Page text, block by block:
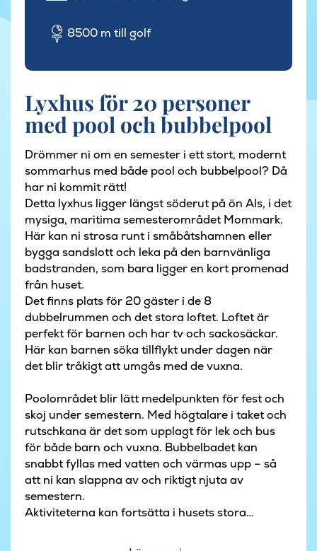
8500 m till golf
Lyxhus för 20 personer
med pool och bubbelpool
Drömmer ni om en semester i ett stort, modernt
sommarhus med både pool och bubbelpool? Då
har ni kommit rätt!
Detta lyxhus ligger längst söderut på ön Als, i det
mysiga, maritima semesterområdet Mommark.
Här kan ni strosa runt i småbåtshamnen eller
bygga sandslott och leka på den barnvänliga
badstranden, som bara ligger en kort promenad
från huset.
Det finns plats för 20 gäster i de 8
dubbelrummen och det stora loftet. Loftet är
perfekt för barnen och har tv och sackosäckar.
Här kan barnen söka tillflykt under dagen när
det blir tråkigt att umgås med de vuxna.
Poolområdet blir lätt medelpunkten för fest och
skoj under semestern. Med högtalare i taket och
rutschkana är det som upplagt för lek och bus
för både barn och vuxna. Bubbelbadet kan
snabbt fyllas med vatten och värmas upp – så
att ni kan slappna av och riktigt njuta av
semestern.
Aktiviteterna kan fortsätta i husets stora
dart och bordsfotboll. Vi lovar att ni inte kommer